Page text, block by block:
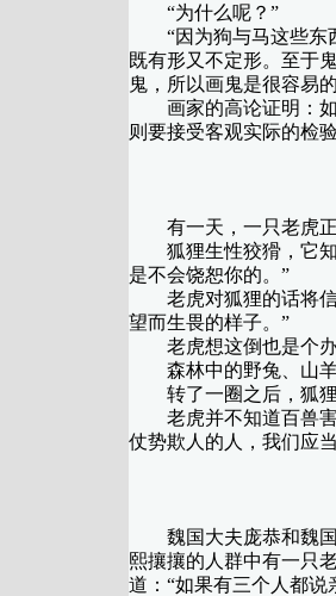
“为什么呢？”
“因为狗与马这些东西
既有形又不定形。至于
鬼，所以画鬼是很容易
画家的高论证明：如
则要接受客观实际的检
有一天，一只老虎正
狐狸生性狡猾，它知
是不会饶恕你的。”
老虎对狐狸的话将信
望而生畏的样子。”
老虎想这倒也是个办
森林中的野兔、山羊
转了一圈之后，狐狸
老虎并不知道百兽害
仗势欺人的人，我们应
魏国大夫庞恭和魏国
熙攘攘的人群中有一只
道：“如果有三个人都